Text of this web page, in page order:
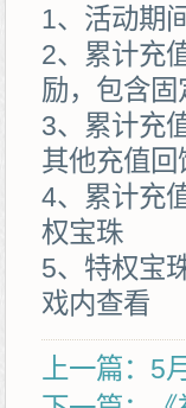
1、活动期
2、累计充
励，包含
3、累计充
其他充值回
4、累计充
权宝珠
5、特权宝
戏内查看
上一篇：5